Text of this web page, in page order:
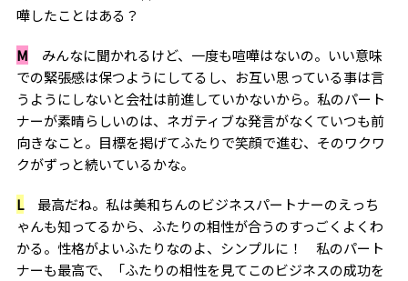
嘩したことはある？
M みんなに聞かれるけど、一度も喧嘩はないの。いい意味
での緊張感は保つようにしてるし、お互い思っている事は言
うようにしないと会社は前進していかないから。私のパート
ナーが素晴らしいのは、ネガティブな発言がなくていつも前
向きなこと。目標を掲げてふたりで笑顔で進む、そのワクワ
クがずっと続いているかな。
L最高だね。私は美和ちんのビジネスパートナーのえっち
ゃんも知ってるから、ふたりの相性が合うのすっごくよくわ
かる。性格がよいふたりなのよ、シンプルに！ 私のパート
ナーも最高で、「ふたりの相性を見てこのビジネスの成功を